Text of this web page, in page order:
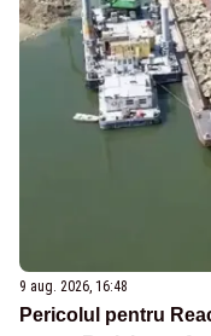
9 aug. 2026, 16:48
Pericolul pentru